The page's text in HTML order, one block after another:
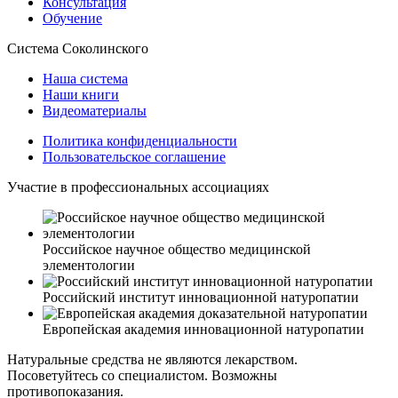
Обучение
Система Соколинского
Наша система
Наши книги
Видеоматериалы
Политика конфиденциальности
Пользовательское соглашение
Участие в профессиональных ассоциациях
Российское научное общество медицинской
элементологии
Российский институт инновационной натуропатии
Европейская академия инновационной натуропатии
Натуральные средства не являются лекарством.
Посоветуйтесь со специалистом. Возможны
противопоказания.